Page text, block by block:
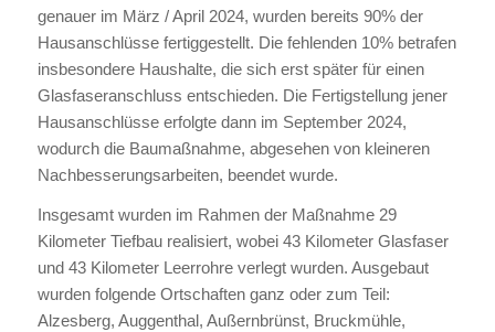
genauer im März / April 2024, wurden bereits 90% der
Hausanschlüsse fertiggestellt. Die fehlenden 10% betrafen
insbesondere Haushalte, die sich erst später für einen
Glasfaseranschluss entschieden. Die Fertigstellung jener
Hausanschlüsse erfolgte dann im September 2024,
wodurch die Baumaßnahme, abgesehen von kleineren
Nachbesserungsarbeiten, beendet wurde.
Insgesamt wurden im Rahmen der Maßnahme 29
Kilometer Tiefbau realisiert, wobei 43 Kilometer Glasfaser
und 43 Kilometer Leerrohre verlegt wurden. Ausgebaut
wurden folgende Ortschaften ganz oder zum Teil:
Alzesberg, Auggenthal, Außernbrünst, Bruckmühle,